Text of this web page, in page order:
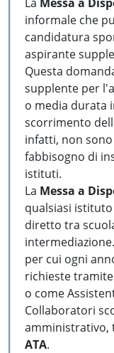
informale che
candidatura
aspirante
Questa
supplente per
o media durata
scorrimento
infatti, non
fabbisogno di
istituti.
La Messa a
qualsiasi
diretto tra
per cui ogni
richieste
o come
Collaboratori
amministrativo,
ATA.